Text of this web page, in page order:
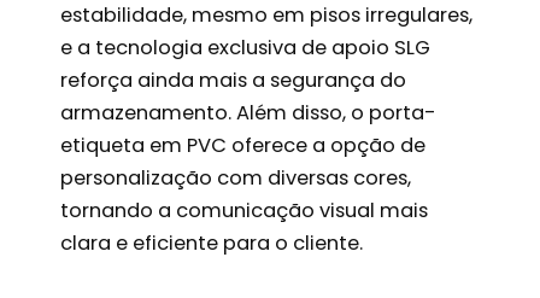
estabilidade, mesmo em pisos irregulares,
e a tecnologia exclusiva de apoio SLG
reforça ainda mais a segurança do
armazenamento. Além disso, o porta-
etiqueta em PVC oferece a opção de
personalização com diversas cores,
tornando a comunicação visual mais
clara e eficiente para o cliente.